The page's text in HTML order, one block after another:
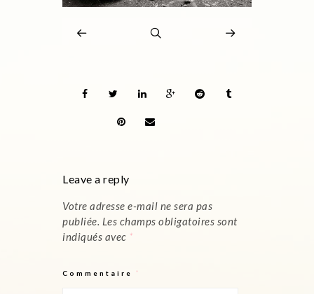
Leave a reply
Votre adresse e-mail ne sera pas
publiée. Les champs obligatoires sont
indiqués avec *
Commentaire *